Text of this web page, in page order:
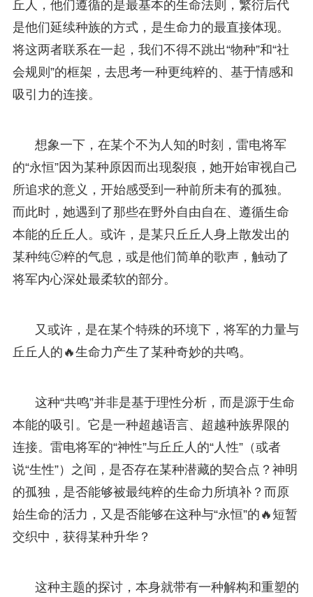
丘人，他们遵循的是最基本的生命法则，繁衍后代
是他们延续种族的方式，是生命力的最直接体现。
将这两者联系在一起，我们不得不跳出“物种”和“社
会规则”的框架，去思考一种更纯粹的、基于情感和
吸引力的连接。
想象一下，在某个不为人知的时刻，雷电将军
的“永恒”因为某种原因而出现裂痕，她开始审视自己
所追求的意义，开始感受到一种前所未有的孤独。
而此时，她遇到了那些在野外自由自在、遵循生命
本能的丘丘人。或许，是某只丘丘人身上散发出的
某种纯🙂粹的气息，或是他们简单的歌声，触动了
将军内心深处最柔软的部分。
又或许，是在某个特殊的环境下，将军的力量与
丘丘人的🔥生命力产生了某种奇妙的共鸣。
这种“共鸣”并非是基于理性分析，而是源于生命
本能的吸引。它是一种超越语言、超越种族界限的
连接。雷电将军的“神性”与丘丘人的“人性”（或者
说“生性”）之间，是否存在某种潜藏的契合点？神明
的孤独，是否能够被最纯粹的生命力所填补？而原
始生命的活力，又是否能够在这种与“永恒”的🔥短暂
交织中，获得某种升华？
这种主题的探讨，本身就带有一种解构和重塑的